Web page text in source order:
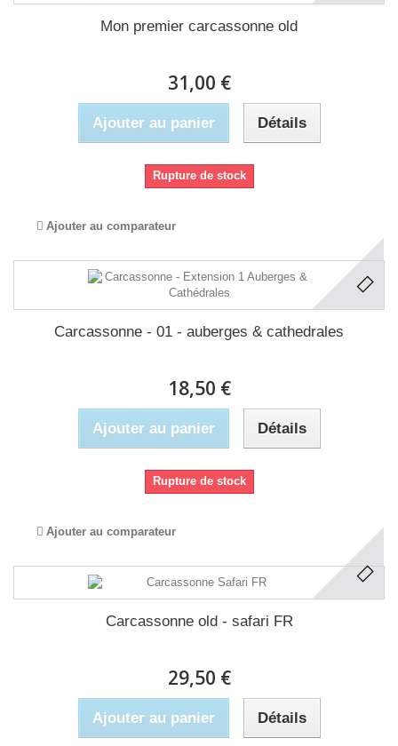
Mon premier carcassonne old
31,00 €
Ajouter au panier Détails
Rupture de stock
Ajouter au comparateur
Carcassonne - 01 - auberges & cathedrales
18,50 €
Ajouter au panier Détails
Rupture de stock
Ajouter au comparateur
Carcassonne old - safari FR
29,50 €
Ajouter au panier Détails